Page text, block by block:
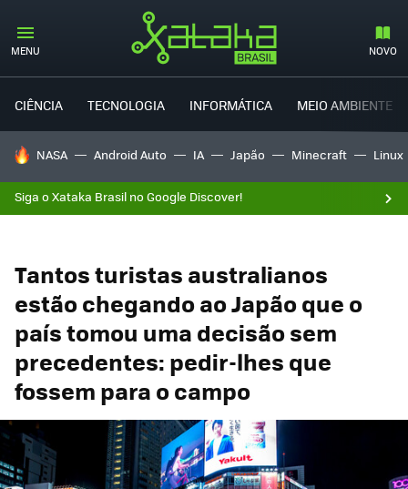
MENU NOVO
CIÊNCIA TECNOLOGIA INFORMÁTICA MEIO AMBIENTE
TENDÊNCIAS DO DIA
NASA Android Auto IA Japão Minecraft Linux
Siga o Xataka Brasil no Google Discover!
Tantos turistas australianos
estão chegando ao Japão que o
país tomou uma decisão sem
precedentes: pedir-lhes que
fossem para o campo